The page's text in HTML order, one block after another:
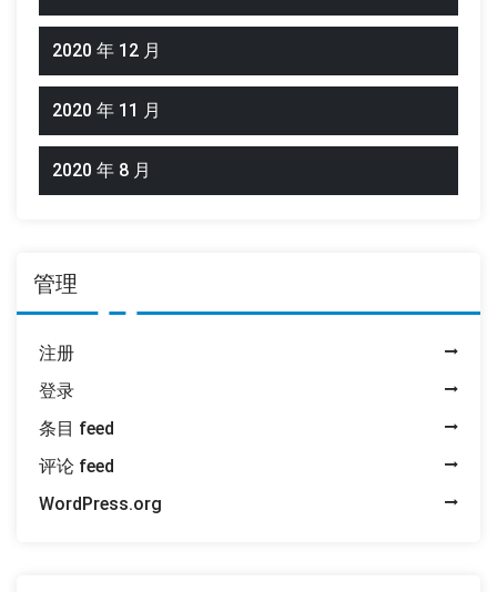
2020 年 12 月
2020 年 11 月
2020 年 8 月
管理
注册
登录
条目 feed
评论 feed
WordPress.org